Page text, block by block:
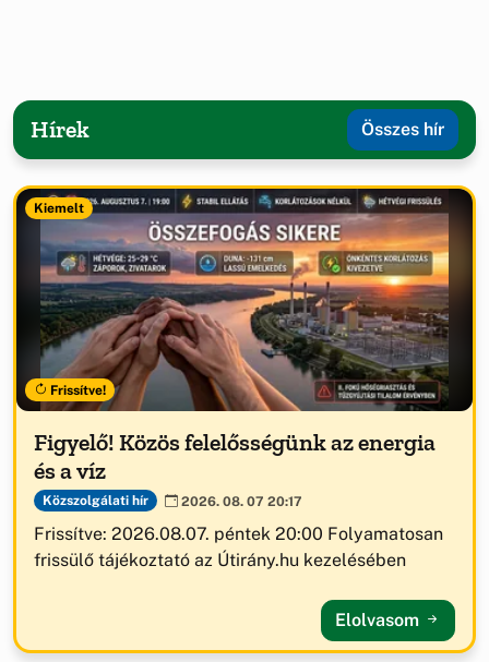
Hírek Összes hír
Kiemelt
Frissítve!
Figyelő! Közös felelősségünk az energia
és a víz
Közszolgálati hír 2026. 08. 07 20:17
Frissítve: 2026.08.07. péntek 20:00 Folyamatosan
frissülő tájékoztató az Útirány.hu kezelésében
Elolvasom